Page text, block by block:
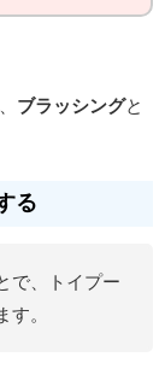
ブラッシングと
る
で、トイプー
す。